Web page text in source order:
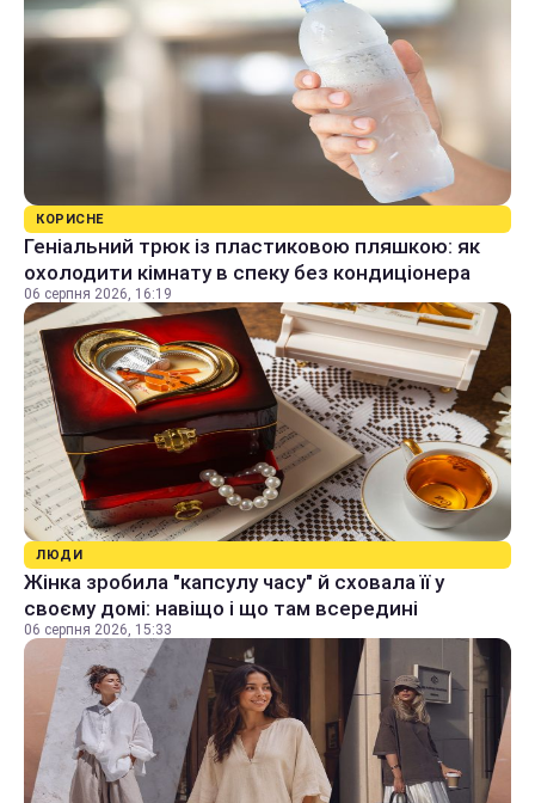
КОРИСНЕ
Геніальний трюк із пластиковою пляшкою: як
охолодити кімнату в спеку без кондиціонера
06 серпня 2026, 16:19
ЛЮДИ
Жінка зробила "капсулу часу" й сховала її у
своєму домі: навіщо і що там всередині
06 серпня 2026, 15:33